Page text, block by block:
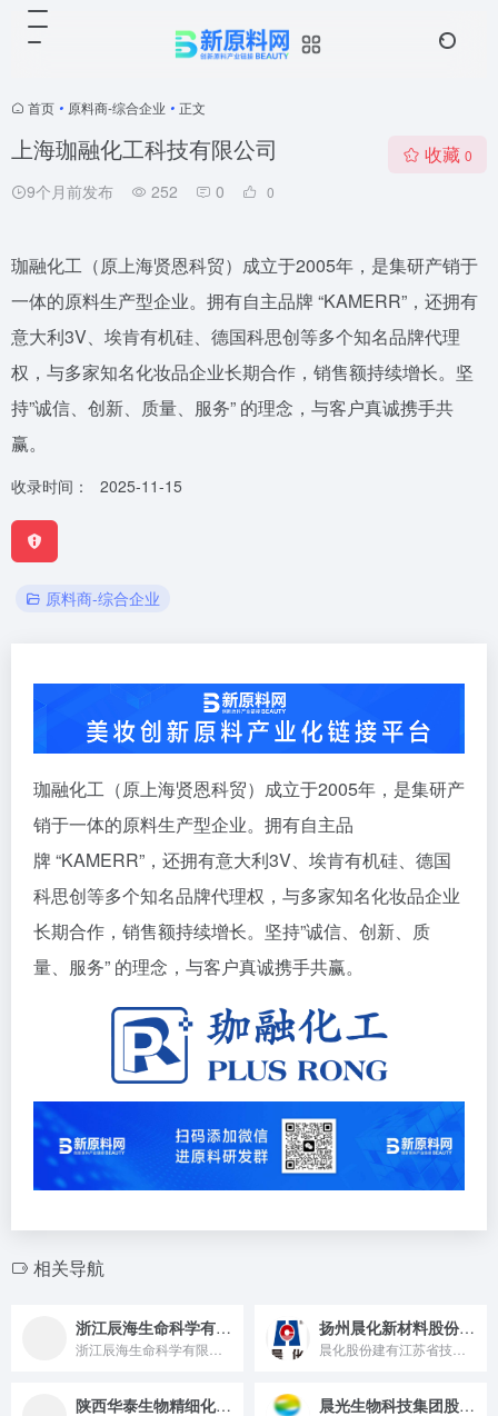
首页 • 原料商-综合企业 • 正文
上海珈融化工科技有限公司
9个月前发布 252 0 0
收藏 0
珈融化工（原上海贤恩科贸）成立于2005年，是集研产销于
一体的原料生产型企业。拥有自主品牌 “KAMERR”，还拥有
意大利3V、埃肯有机硅、德国科思创等多个知名品牌代理
权，与多家知名化妆品企业长期合作，销售额持续增长。坚
持”诚信、创新、质量、服务” 的理念，与客户真诚携手共
赢。
收录时间： 2025-11-15
原料商-综合企业
珈融化工（原上海贤恩科贸）成立于2005年，是集研产
销于一体的原料生产型企业。拥有自主品
牌 “KAMERR”，还拥有意大利3V、埃肯有机硅、德国
科思创等多个知名品牌代理权，与多家知名化妆品企业
长期合作，销售额持续增长。坚持”诚信、创新、质
量、服务” 的理念，与客户真诚携手共赢。
相关导航
浙江辰海生命科学有限公司 扬州晨化新材料股份有限公司
陕西华泰生物精细化工有限公司 晨光生物科技集团股份有限公司